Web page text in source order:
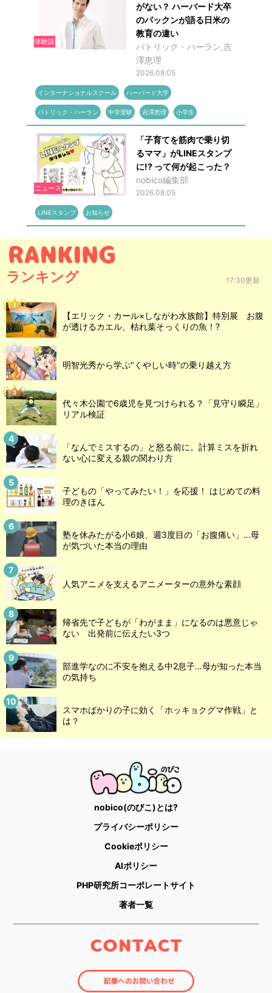
体験談
がない？ ハーバード大卒
のパックンが語る日米の
教育の違い
パトリック・ハーラン,吉
澤恵理
2026.08.05
インターナショナルスクール ハーバード大学
パトリック・ハーラン 中学受験 吉澤恵理 小学生
ニュース
「子育てを筋肉で乗り切
るママ」がLINEスタンプ
に!? って何が起こった？
nobico編集部
2026.08.05
LINEスタンプ お知らせ
ランキング 17:30更新
【エリック・カール×しながわ水族館】特別展 お腹
が透けるカエル、枯れ葉そっくりの魚！?
明智光秀から学ぶ"くやしい時"の乗り越え方
代々木公園で6歳児を見つけられる？「見守り瞬足」
リアル検証
「なんでミスするの」と怒る前に。計算ミスを折れ
ない心に変える親の関わり方
子どもの「やってみたい！」を応援！ はじめての料
理のきほん
塾を休みたがる小6娘、週3度目の「お腹痛い」…母
が気づいた本当の理由
人気アニメを支えるアニメーターの意外な素顔
帰省先で子どもが「わがまま」になるのは悪意じゃ
ない 出発前に伝えたい3つ
部進学なのに不安を抱える中2息子…母が知った本当
の気持ち
スマホばかりの子に効く「ホッキョクグマ作戦」と
は？
nobico(のびこ)とは?
プライバシーポリシー
Cookieポリシー
AIポリシー
PHP研究所コーポレートサイト
著者一覧